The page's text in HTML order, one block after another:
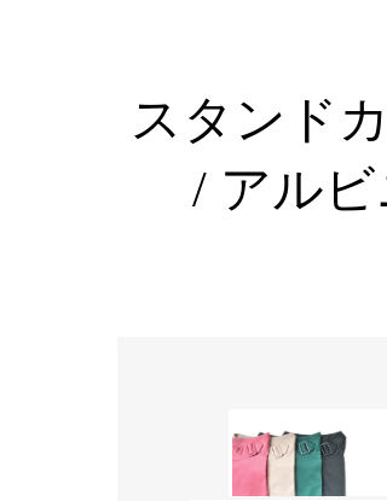
スタンド
/ アルビ